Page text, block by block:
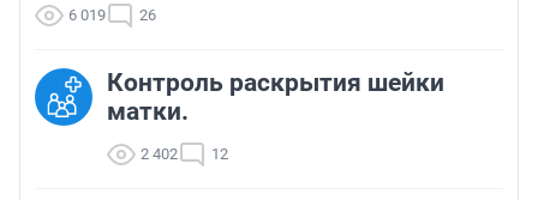
6 019 26
Контроль раскрытия шейки
матки.
2 402 12